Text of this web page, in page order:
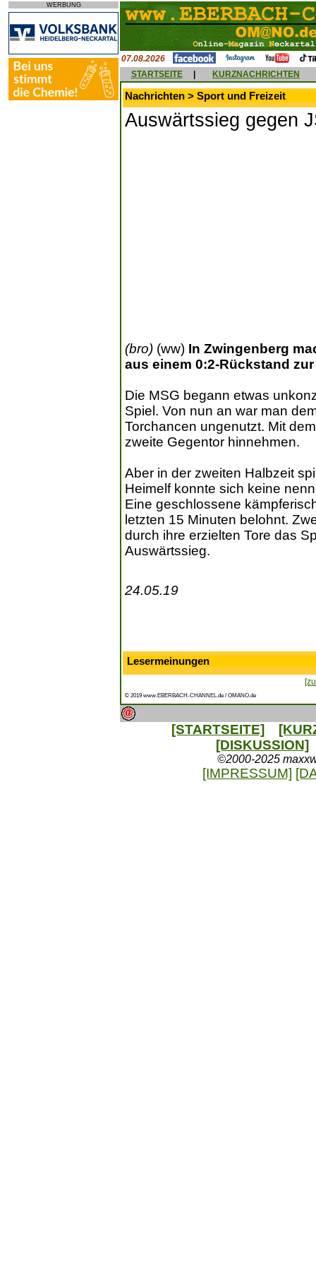
WERBUNG
07.08.2026
STARTSEITE
KURZNACHRICHTEN
Nachrichten > Sport und Freizeit
Auswärtssieg gegen
(bro) (ww) In Zwingenberg
aus einem 0:2-Rückstand
Die MSG begann etwas
Spiel. Von nun an war man
Torchancen ungenutzt. Mit
zweite Gegentor hinnehmen.
Aber in der zweiten Halbzeit
Heimelf konnte sich keine
Eine geschlossene
letzten 15 Minuten belohnt.
durch ihre erzielten Tore das
Auswärtssieg.
24.05.19
Lesermeinungen
© 2019 www.EBERBACH-CHANNEL.de / OMANO.de
[STARTSEITE]
[DISKUSSION]
©2000-2025
[IMPRESSUM]